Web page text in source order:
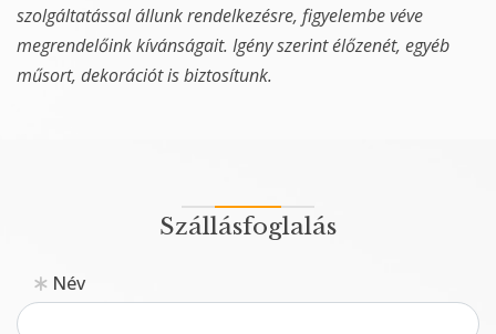
szolgáltatással állunk rendelkezésre, figyelembe véve
megrendelőink kívánságait. Igény szerint élőzenét, egyéb
műsort, dekorációt is biztosítunk.
Szállásfoglalás
Név